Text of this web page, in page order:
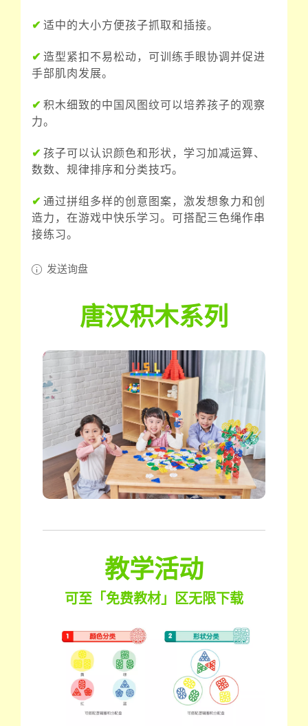
✔ 适中的大小方便孩子抓取和插接。
✔ 造型紧扣不易松动，可训练手眼协调并促进
手部肌肉发展。
✔ 积木细致的中国风图纹可以培养孩子的观察
力。
✔ 孩子可以认识颜色和形状，学习加减运算、
数数、规律排序和分类技巧。
✔ 通过拼组多样的创意图案，激发想象力和创
造力，在游戏中快乐学习。可搭配三色绳作串
接练习。
发送询盘
唐汉积木系列
教学活动
可至「免费教材」区无限下载